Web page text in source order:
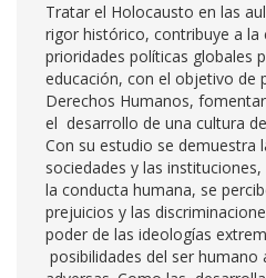
Tratar el Holocausto en las
rigor histórico, contribuye a la
prioridades políticas globales
educación, con el objetivo de
Derechos Humanos,
el desarrollo de una cultura
Con su estudio se demuestra
sociedades y las
la conducta humana, se
prejuicios y las
poder de las ideologías
posibilidades del ser humano